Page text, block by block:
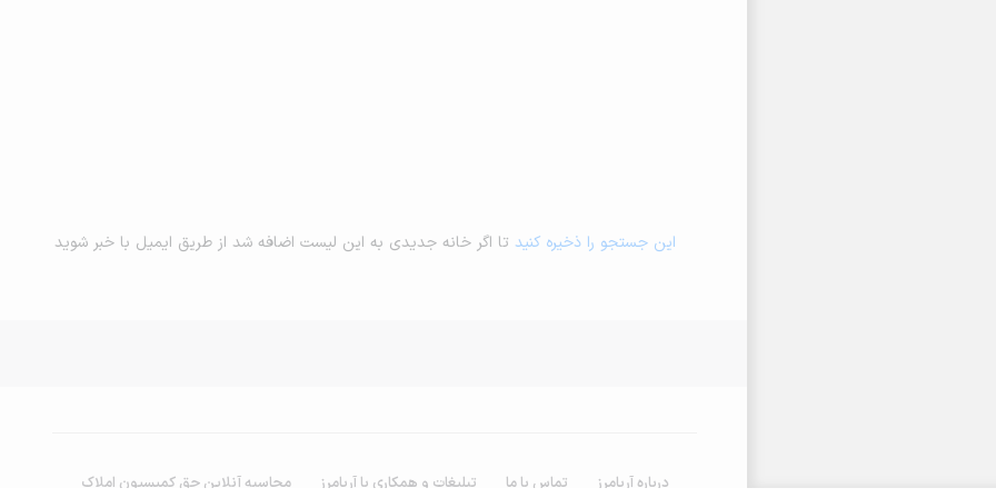
این جستجو را ذخیره کنید تا اگر خانه جدیدی به این لیست اضافه شد از طریق ایمیل با خبر شوید
درباره آریامرز تماس با ما تبلیغات و همکاری با آریامرز محاسبه آنلاین حق کمیسیون املاک